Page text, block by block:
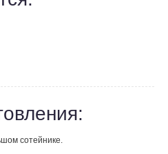
сотейнике.